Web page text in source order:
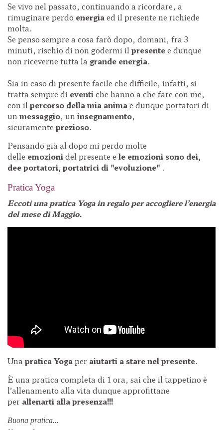
Se vivo nel passato, continuando a ricordare, a
rimuginare perdo energiaed il presente ne richiede
molta.
Se penso sempre a cosa farò dopo, domani, fra 3
minuti, rischio di non godermi il presentee dunque
non riceverne tutta la grande energia.
Sia in caso di presente facile che difficile, infatti, si
tratta sempre di eventi che hanno a che fare con me,
con il percorso della mia animae dunque portatori di
un messaggio, un insegnamento,
sicuramente prezioso.
Pensando già al dopo mi perdo molte
delle emozioni del presente e le emozioni sono dei,
deeportatori, portatrici di "evoluzione" .
Pratica Yoga
Eccoti una pratica Yoga in regalo per accogliere l’energia
del mese di Maggio.
Una pratica Yogaper aiutarti a stare nel presente.
È una pratica completa di 1 ora, sai che il tappetino è
l’allenamento alla vita dunque approfittane
per allenarti alla presenza!!!
Buona pratica...